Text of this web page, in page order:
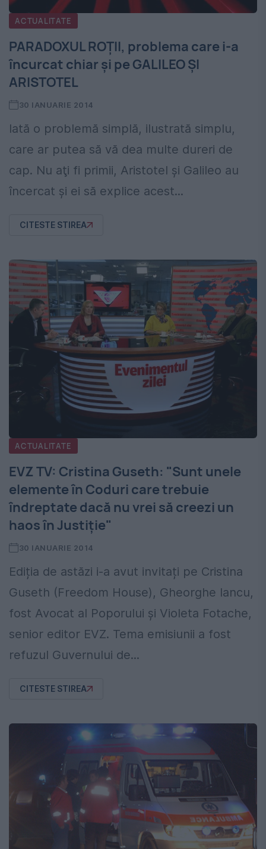
ACTUALITATE
PARADOXUL ROŢII, problema care i-a
încurcat chiar şi pe GALILEO ŞI
ARISTOTEL
30 IANUARIE 2014
Iată o problemă simplă, ilustrată simplu,
care ar putea să vă dea multe dureri de
cap. Nu aţi fi primii, Aristotel şi Galileo au
încercat şi ei să explice acest...
CITESTE STIREA
ACTUALITATE
EVZ TV: Cristina Guseth: "Sunt unele
elemente în Coduri care trebuie
îndreptate dacă nu vrei să creezi un
haos în Justiţie"
30 IANUARIE 2014
Ediția de astăzi i-a avut invitați pe Cristina
Guseth (Freedom House), Gheorghe Iancu,
fost Avocat al Poporului și Violeta Fotache,
senior editor EVZ. Tema emisiunii a fost
refuzul Guvernului de...
CITESTE STIREA